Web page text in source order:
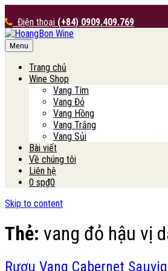
Điện thoại (+84) 0909.409.769
HoangBon Wine
Menu
Trang chủ
Wine Shop
Vang Tím
Vang Đỏ
Vang Hồng
Vang Trắng
Vang Sủi
Bài viết
Về chúng tôi
Liên hệ
0 sp₫0
Skip to content
Thẻ: vang đỏ hậu vị
Rượu Vang Cabernet